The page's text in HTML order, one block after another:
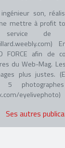
ingénieur son,
mettre à profit
de
FORCE afin de
du Web-Mag.
plus justes.
5
eyelivephoto)
Ses autres